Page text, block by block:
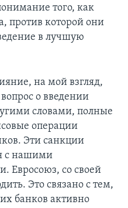
того, как
против которой они
в лучшую
на мой взгляд,
о введении
словами, полные
операции
Эти санкции
с нашими
Евросоюз, со своей
Это связано с тем,
банков активно